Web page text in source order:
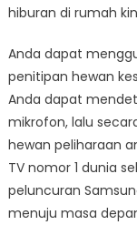
hiburan di rumah
Anda dapat
penitipan hewan
Anda dapat
mikrofon, lalu
hewan peliharaan
TV nomor 1 dunia
peluncuran
menuju masa